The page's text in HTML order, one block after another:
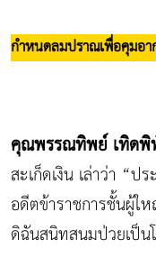
กำหนดลมปราณเพื่อคุมอา
คุณพรรณทิพย์ เทิด
สะเก็ดเงิน เล่าว่า “
อดีตข้าราชการชั้นผู้ใ
ดิฉันสนิทสนมป่วยเป็น